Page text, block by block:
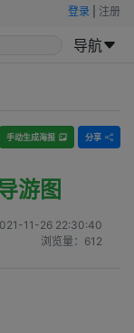
登录 注册
导航
手动生成海报 分享
游图
11-26 22:30:40
浏览量： 612